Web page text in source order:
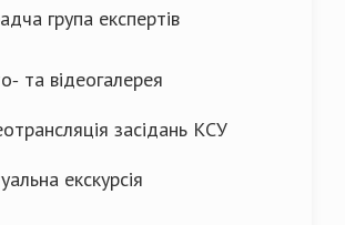
група експертів
та відеогалерея
засідань КСУ
екскурсія